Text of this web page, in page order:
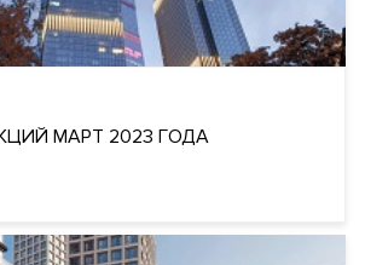
МАРТ 2023 ГОДА